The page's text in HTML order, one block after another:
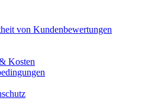
von Kundenbewertungen
Kosten